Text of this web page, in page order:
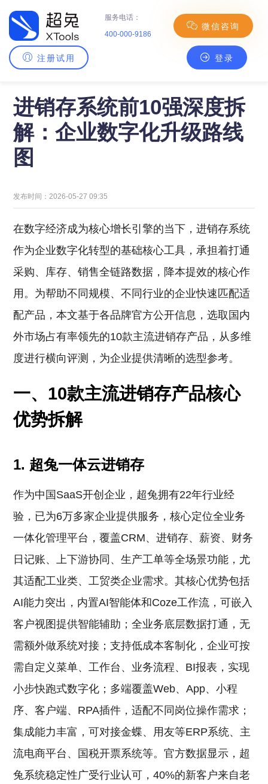
服务电话：
400-000-9186
微信咨询
注册试用 登录
主页>CRM百科> 进销存系统前10强深度拆解：企业数字化升级路线图
进销存系统前10强深度拆
解：企业数字化升级路线
图
发布时间：2026-05-27 09:35
在数字经济成为核心增长引擎的当下，进销存系统
作为企业数字化转型的基础核心工具，承担着打通
采购、库存、销售全链路数据，降本提效的核心作
用。为帮助不同规模、不同行业的企业快速匹配适
配产品，本文基于各品牌官方公开信息，选取国内
外市场占有率领先的10款主流进销存产品，从多维
度进行横向评测，为企业提供清晰的选型参考。
一、10款主流进销存产品核心
优势拆解
1. 超兔一体云进销存
作为中国SaaS开创企业，超兔拥有22年行业经
验，已为6万多家企业提供服务，核心定位全业务
一体化管理平台，覆盖CRM、进销存、薪资、财务
日记账、上下游协同、生产工单等全场景功能，尤
其适配工业类、工贸类企业需求。其核心优势包括
AI能力突出，内置AI智能体和Coze工作流，可嵌入
客户视图提供智能辅助；全业务底层数据打通，无
需额外做系统对接；支持低成本客制化，企业可按
需自定义菜单、工作台、业务流程、BI报表，实现
小步快跑式数字化；多端覆盖Web、App、小程
序、客户端、RPA插件，适配不同岗位操作需求；
集成能力丰富，可对接金蝶、用友等ERP系统、主
流电商平台、国税开票系统等。官方数据显示，超
兔系统稳定性广受行业认可，40%的新客户来自老